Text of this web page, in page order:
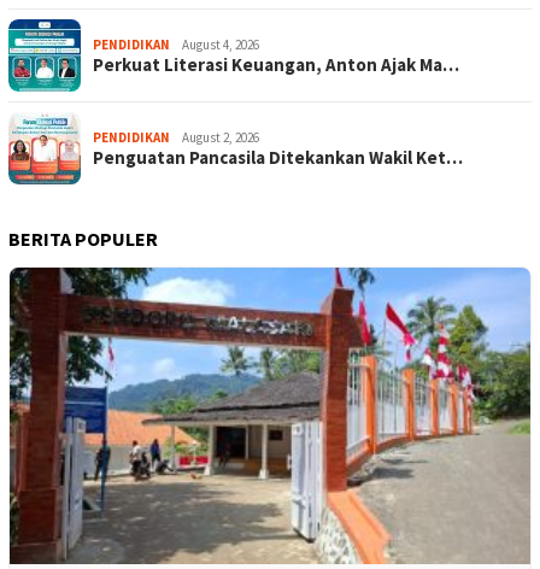
PENDIDIKAN August 4, 2026
Perkuat Literasi Keuangan, Anton Ajak Ma…
PENDIDIKAN August 2, 2026
Penguatan Pancasila Ditekankan Wakil Ket…
BERITA POPULER